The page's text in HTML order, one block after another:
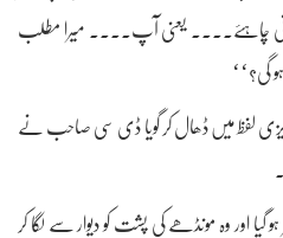
چاہئے.... یعنی آپ.... میرا مطلب
لفظ میں ڈھال کر گویا ڈی سی صاحب نے
گیا اور وہ مونڈھے کی پشت کو دیوار سے لگا کر